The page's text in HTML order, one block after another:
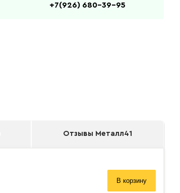
+7(926) 680-39-95
Отзывы Металл41
В корзину